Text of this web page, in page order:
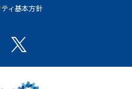
ィ基本方針